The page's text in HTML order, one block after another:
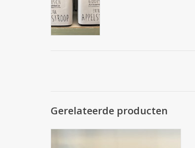
Gerelateerde producten